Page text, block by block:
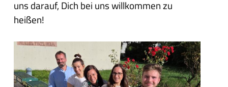
uns darauf, Dich bei uns willkommen zu
heißen!